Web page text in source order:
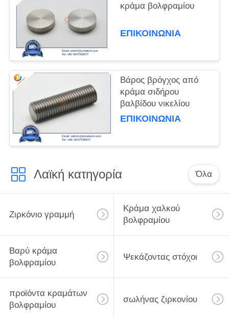
κράμα βολφραμίου
ΕΠΙΚΟΙΝΩΝΊΑ
Βάρος βρόγχος από
κράμα σιδήρου
βαλβίδου νικελίου
ΕΠΙΚΟΙΝΩΝΊΑ
Λαϊκή κατηγορία Όλα
Ζιρκόνιο γραμμή
Κράμα χαλκού
βολφραμίου
Βαρύ κράμα
βολφραμίου
Ψεκάζοντας στόχοι
προϊόντα κραμάτων
βολφραμίου
σωλήνας ζιρκονίου